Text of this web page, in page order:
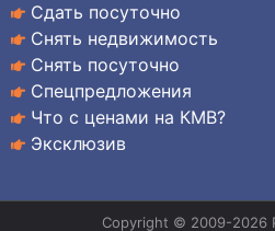
Сдать посуточно
Снять недвижимость
Снять посуточно
Спецпредложения
Что с ценами на КМВ?
Эксклюзив
Copyright © 2009-2026